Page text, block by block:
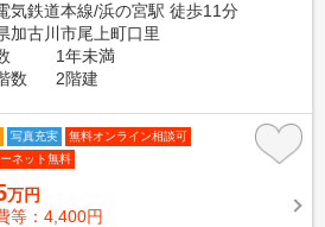
気鉄道本線/浜の宮駅 徒歩11分
加古川市尾上町口里
1年未満
数
2階建
写真充実
無料オンライン相談可
ネット無料
万円
等：4,400円